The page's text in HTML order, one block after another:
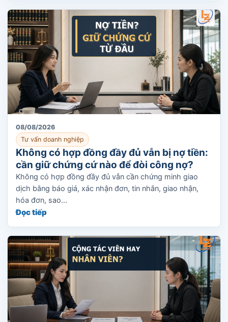
08/08/2026
Tư vấn doanh nghiệp
Không có hợp đồng đầy đủ vẫn bị nợ tiền:
cần giữ chứng cứ nào để đòi công nợ?
Không có hợp đồng đầy đủ vẫn cần chứng minh giao
dịch bằng báo giá, xác nhận đơn, tin nhắn, giao nhận,
hóa đơn, sao...
Đọc tiếp